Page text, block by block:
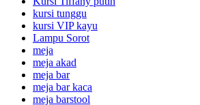
kursi tunggu
kursi VIP kayu
Lampu Sorot
meja
meja akad
meja bar
meja bar kaca
meja barstool